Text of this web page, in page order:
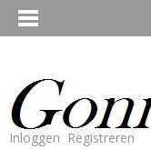
Inloggen Registreren